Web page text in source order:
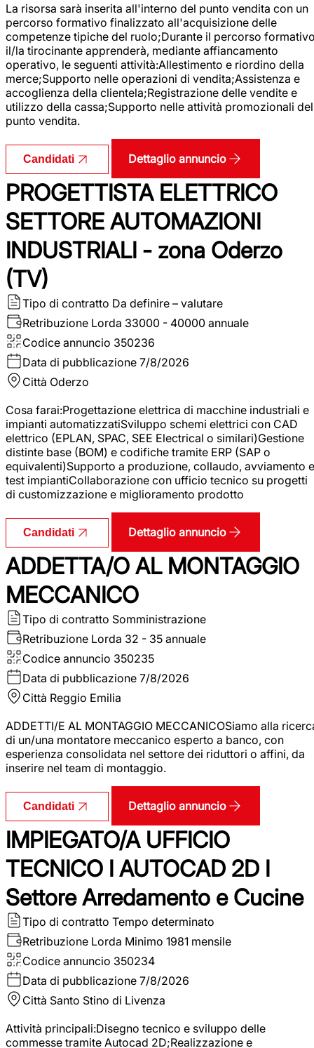
La risorsa sarà inserita all'interno del punto vendita con un
percorso formativo finalizzato all'acquisizione delle
competenze tipiche del ruolo;Durante il percorso
il/la tirocinante apprenderà, mediante affiancamento
operativo, le seguenti attività:Allestimento e riordino della
merce;Supporto nelle operazioni di vendita;Assistenza e
accoglienza della clientela;Registrazione delle vendite e
utilizzo della cassa;Supporto nelle attività promozionali del
punto vendita.
Candidati Dettaglio annuncio
PROGETTISTA ELETTRICO
SETTORE AUTOMAZIONI
INDUSTRIALI - zona Oderzo
(TV)
Tipo di contratto Da definire – valutare
Retribuzione Lorda 33000 - 40000 annuale
Codice annuncio 350236
Data di pubblicazione 7/8/2026
Città Oderzo
Cosa farai:Progettazione elettrica di macchine industriali e
impianti automatizzatiSviluppo schemi elettrici con CAD
elettrico (EPLAN, SPAC, SEE Electrical o similari)Gestione
distinte base (BOM) e codifiche tramite ERP (SAP o
equivalenti)Supporto a produzione, collaudo, avviamento e
test impiantiCollaborazione con ufficio tecnico su progetti
di customizzazione e miglioramento prodotto
Candidati Dettaglio annuncio
ADDETTA/O AL MONTAGGIO
MECCANICO
Tipo di contratto Somministrazione
Retribuzione Lorda 32 - 35 annuale
Codice annuncio 350235
Data di pubblicazione 7/8/2026
Città Reggio Emilia
ADDETTI/E AL MONTAGGIO MECCANICOSiamo alla
di un/una montatore meccanico esperto a banco, con
esperienza consolidata nel settore dei riduttori o affini, da
inserire nel team di montaggio.
Candidati Dettaglio annuncio
IMPIEGATO/A UFFICIO
TECNICO I AUTOCAD 2D I
Settore Arredamento e Cucine
Tipo di contratto Tempo determinato
Retribuzione Lorda Minimo 1981 mensile
Codice annuncio 350234
Data di pubblicazione 7/8/2026
Città Santo Stino di Livenza
Attività principali:Disegno tecnico e sviluppo delle
commesse tramite Autocad 2D;Realizzazione e